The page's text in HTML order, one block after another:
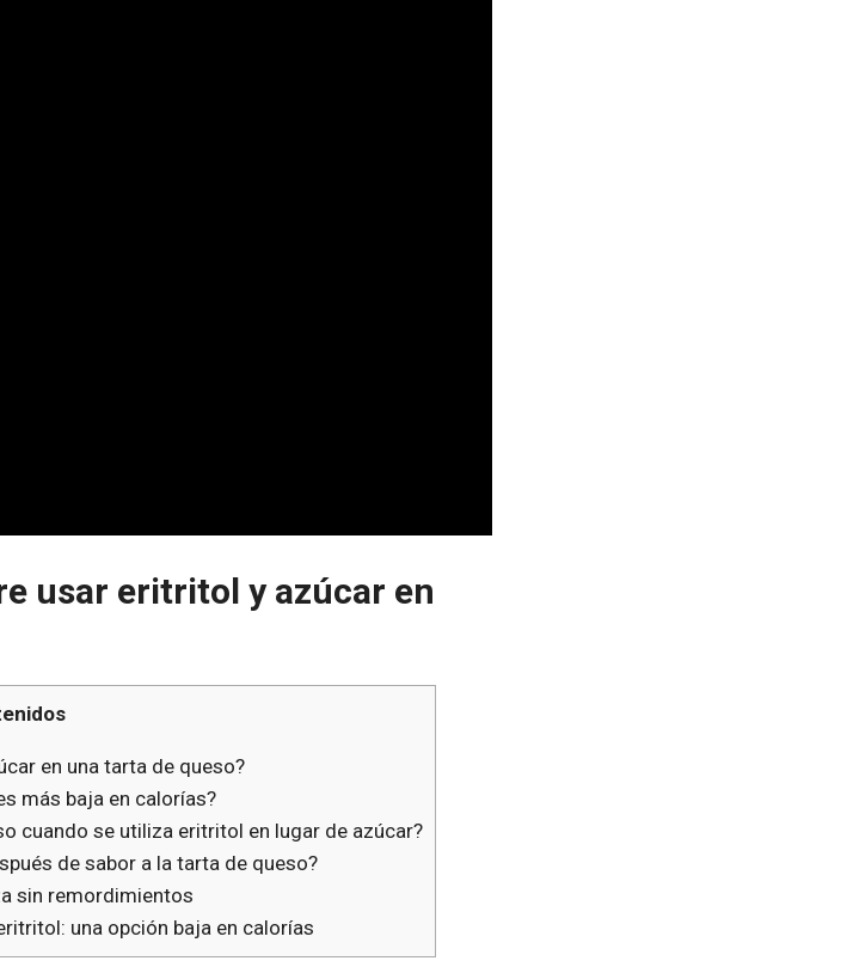
usar eritritol y azúcar en
en una tarta de queso?
más baja en calorías?
cuando se utiliza eritritol en lugar de azúcar?
de sabor a la tarta de queso?
sin remordimientos
una opción baja en calorías